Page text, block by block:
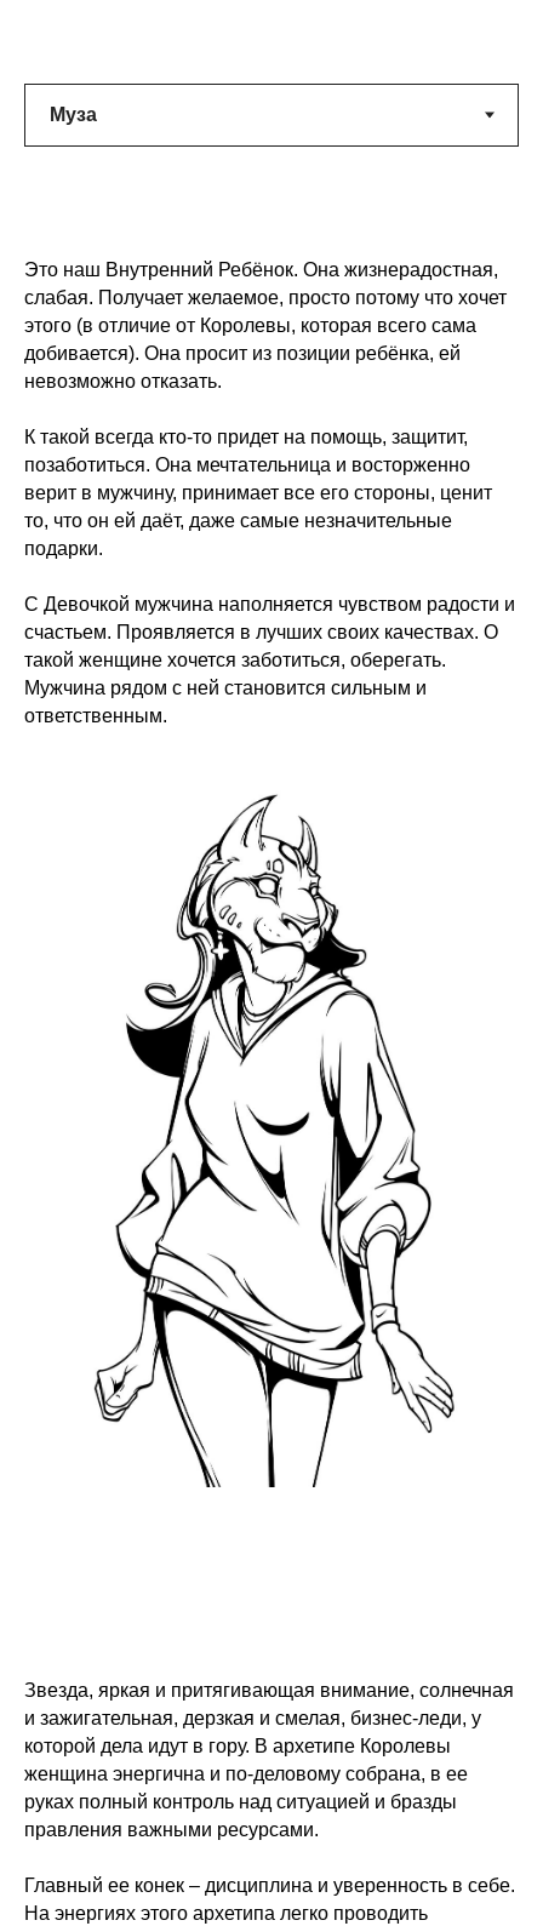
Это наш Внутренний Ребёнок. Она жизнерадостная,
слабая. Получает желаемое, просто потому что хочет
этого (в отличие от Королевы, которая всего сама
добивается). Она просит из позиции ребёнка, ей
невозможно отказать.
К такой всегда кто-то придет на помощь, защитит,
позаботиться. Она мечтательница и восторженно
верит в мужчину, принимает все его стороны, ценит
то, что он ей даёт, даже самые незначительные
подарки.
С Девочкой мужчина наполняется чувством радости и
счастьем. Проявляется в лучших своих качествах. О
такой женщине хочется заботиться, оберегать.
Мужчина рядом с ней становится сильным и
ответственным.
Звезда, яркая и притягивающая внимание, солнечная
и зажигательная, дерзкая и смелая, бизнес-леди, у
которой дела идут в гору. В архетипе Королевы
женщина энергична и по-деловому собрана, в ее
руках полный контроль над ситуацией и бразды
правления важными ресурсами.
Главный ее конек – дисциплина и уверенность в себе.
На энергиях этого архетипа легко проводить